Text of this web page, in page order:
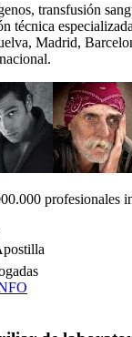
transfusión
técnica
Madrid,
profesionales